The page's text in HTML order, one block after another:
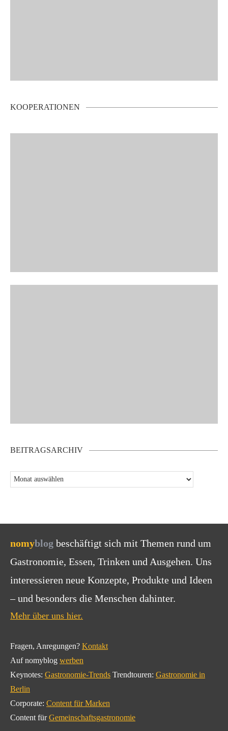
KOOPERATIONEN
BEITRAGSARCHIV
nomyblog beschäftigt sich mit Themen rund um
Gastronomie, Essen, Trinken und Ausgehen. Uns
interessieren neue Konzepte, Produkte und Ideen
– und besonders die Menschen dahinter.
Mehr über uns hier.
Fragen, Anregungen? Kontakt
Auf nomyblog werben
Keynotes: Gastronomie-Trends Trendtouren: Gastronomie in
Berlin
Corporate: Content für Marken
Content fürGemeinschaftsgastronomie